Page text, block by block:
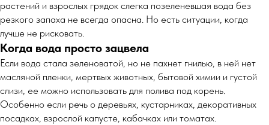
растений и взрослых грядок слегка позеленевшая вода без
резкого запаха не всегда опасна. Но есть ситуации, когда
лучше не рисковать.
Когда вода просто зацвела
Если вода стала зеленоватой, но не пахнет гнилью, в ней нет
масляной пленки, мертвых животных, бытовой химии и густой
слизи, ее можно использовать для полива под корень.
Особенно если речь о деревьях, кустарниках, декоративных
посадках, взрослой капусте, кабачках или томатах.